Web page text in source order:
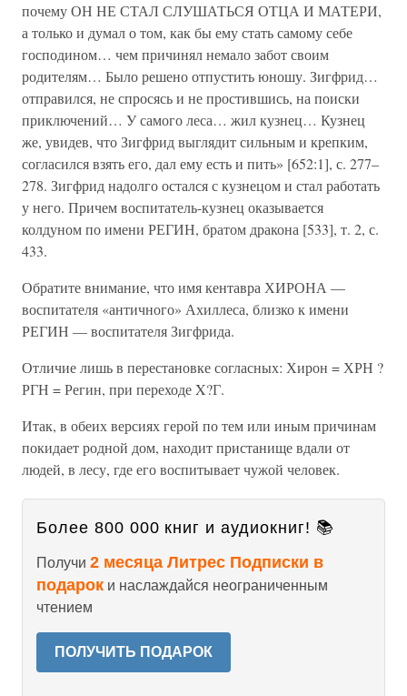
почему ОН НЕ СТАЛ СЛУШАТЬСЯ ОТЦА И МАТЕРИ,
а только и думал о том, как бы ему стать самому себе
господином… чем причинял немало забот своим
родителям… Было решено отпустить юношу. Зигфрид…
отправился, не спросясь и не простившись, на поиски
приключений… У самого леса… жил кузнец… Кузнец
же, увидев, что Зигфрид выглядит сильным и крепким,
согласился взять его, дал ему есть и пить» [652:1], с. 277–
278. Зигфрид надолго остался с кузнецом и стал работать
у него. Причем воспитатель-кузнец оказывается
колдуном по имени РЕГИН, братом дракона [533], т. 2, с.
433.
Обратите внимание, что имя кентавра ХИРОНА —
воспитателя «античного» Ахиллеса, близко к имени
РЕГИН — воспитателя Зигфрида.
Отличие лишь в перестановке согласных: Хирон = ХРН ?
РГН = Регин, при переходе X?Г.
Итак, в обеих версиях герой по тем или иным причинам
покидает родной дом, находит пристанище вдали от
людей, в лесу, где его воспитывает чужой человек.
Более 800 000 книг и аудиокниг! 📚
Получи 2 месяца Литрес Подписки в
подарок и наслаждайся неограниченным
чтением
ПОЛУЧИТЬ ПОДАРОК